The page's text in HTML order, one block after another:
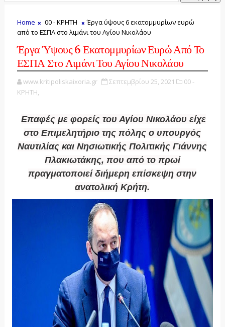
Home 00 - ΚΡΗΤΗ
Έργα ύψους 6 εκατομμυρίων ευρώ
από το ΕΣΠΑ στο λιμάνι του Αγίου Νικολάου
Έργα Ύψους 6 Εκατομμυρίων Ευρώ Από Το
ΕΣΠΑ Στο Λιμάνι Του Αγίου Νικολάου
www.kritipoliskaixoria.gr Σεπτεμβρίου 25, 2021
00 -
ΚΡΗΤΗ,
Επαφές με φορείς του Αγίου Νικολάου είχε
στο Επιμελητήριο της πόλης ο υπουργός
Ναυτιλίας και Νησιωτικής Πολιτικής Γιάννης
Πλακιωτάκης, που από το πρωί
πραγματοποιεί διήμερη επίσκεψη στην
ανατολική Κρήτη.